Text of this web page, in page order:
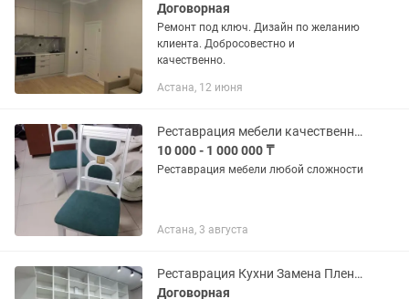
Договорная
Ремонт под ключ. Дизайн по желанию
клиента. Добросовестно и
качественно.
Астана, 12 июня
Реставрация мебели качественно и быстро
10 000 - 1 000 000 ₸
Реставрация мебели любой сложности
Астана, 3 августа
Реставрация Кухни Замена Пленки на фасадах быстро качественно
Договорная